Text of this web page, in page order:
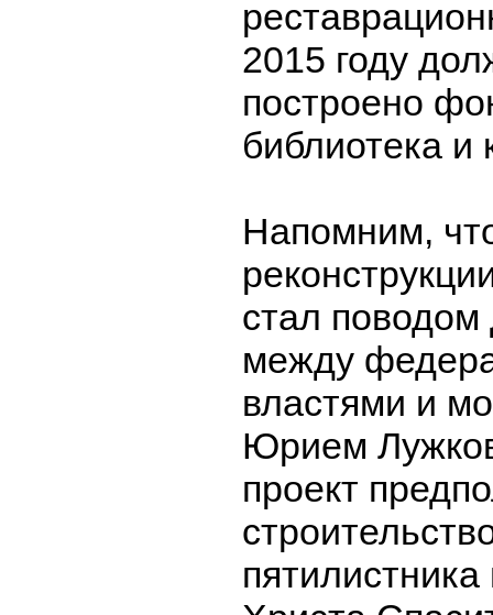
2015 году
построено
библиотека и
Напомним,
стал
между
властями и
Юрием
проект